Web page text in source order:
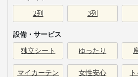
2列 3列
設備・サービス
独立シート ゆったり
マイカーテン 女性安心